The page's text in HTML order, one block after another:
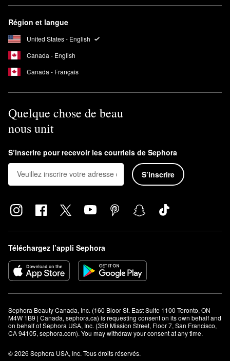
Région et langue
United States - English
Canada - English
Canada - Français
Quelque chose de beau
nous unit
S’inscrire pour recevoir les courriels de Sephora
S’inscrire
Téléchargez l’appli Sephora
Sephora Beauty Canada, Inc. (160 Bloor St. East Suite 1100 Toronto, ON
M4W 1B9 | Canada, sephora.ca) is requesting consent on its own behalf and
on behalf of Sephora USA, Inc. (350 Mission Street, Floor 7, San Francisco,
CA 94105, sephora.com). You may withdraw your consent at any time.
© 2026 Sephora USA, Inc. Tous droits réservés.